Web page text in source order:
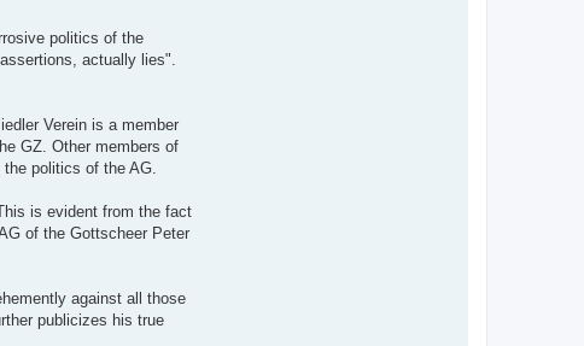
politics of the
actually lies".
Verein is a member
GZ. Other members of
politics of the AG.
is evident from the fact
of the Gottscheer Peter
against all those
publicizes his true